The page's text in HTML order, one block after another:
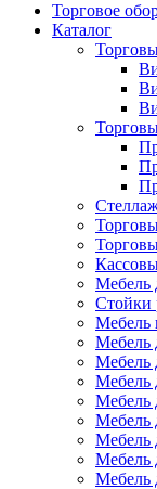
Торговое
Каталог
Мебель
Стойки
Мебель
Мебель
Мебель
Мебель
Мебель
Мебель
Мебель
Мебель
Мебель